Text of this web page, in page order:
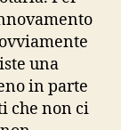
una
in parte
che non ci